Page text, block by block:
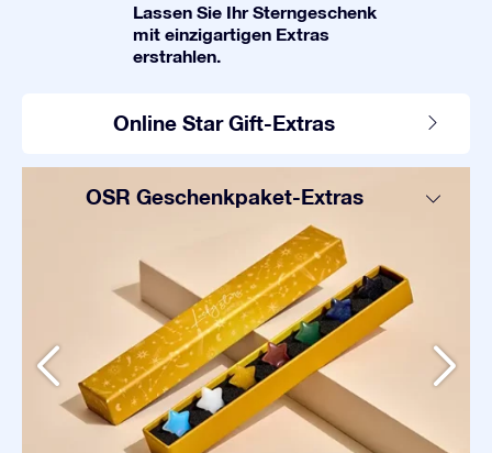
Lassen Sie Ihr Sterngeschenk
mit einzigartigen Extras
erstrahlen.
Online Star Gift-Extras
OSR Geschenkpaket-Extras